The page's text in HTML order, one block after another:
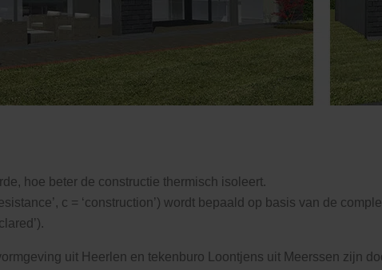
hoe beter de constructie thermisch isoleert.
c = ‘construction’) wordt bepaald op basis van de
uit Heerlen en tekenburo Loontjens uit Meerssen zijn